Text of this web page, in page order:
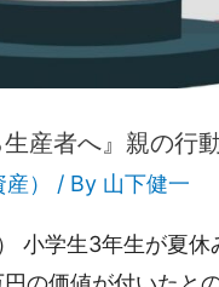
産者へ』親の行
） / By 山下健一
小学生3年生が夏休